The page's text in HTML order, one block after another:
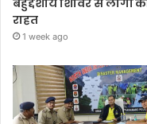
राहत
1 week ago